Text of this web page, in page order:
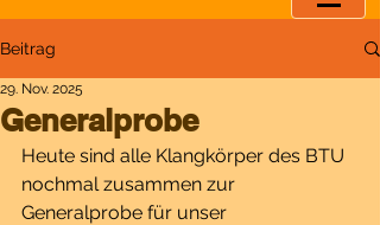
Beitrag
Generalprobe
29. Nov. 2025
Heute sind alle Klangkörper des BTU
nochmal zusammen zur
Generalprobe für unser